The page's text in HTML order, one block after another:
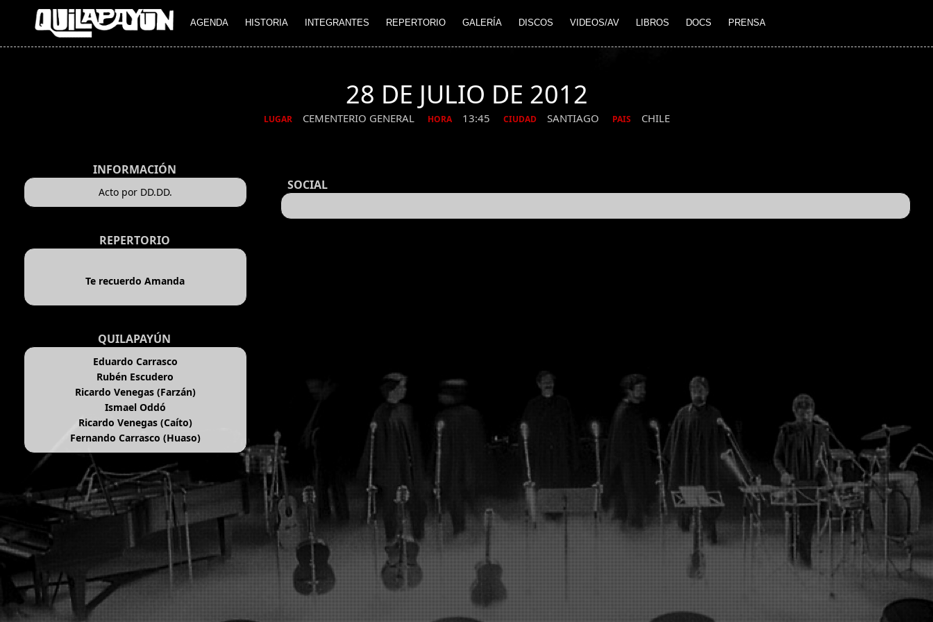
AGENDA HISTORIA INTEGRANTES REPERTORIO GALERÍA DISCOS VIDEOS/AV LIBROS DOCS PRENSA
28 DE JULIO DE 2012
LUGAR CEMENTERIO GENERAL HORA 13:45 CIUDAD SANTIAGO PAIS CHILE
INFORMACIÓN
Acto por DD.DD.
REPERTORIO
Te recuerdo Amanda
QUILAPAYÚN
Eduardo Carrasco
Rubén Escudero
Ricardo Venegas (Farzán)
Ismael Oddó
Ricardo Venegas (Caíto)
Fernando Carrasco (Huaso)
SOCIAL